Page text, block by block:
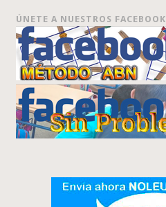
ÚNETE A NUESTROS FACEBOOK